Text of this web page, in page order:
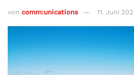
von comm:unications 11. Juni